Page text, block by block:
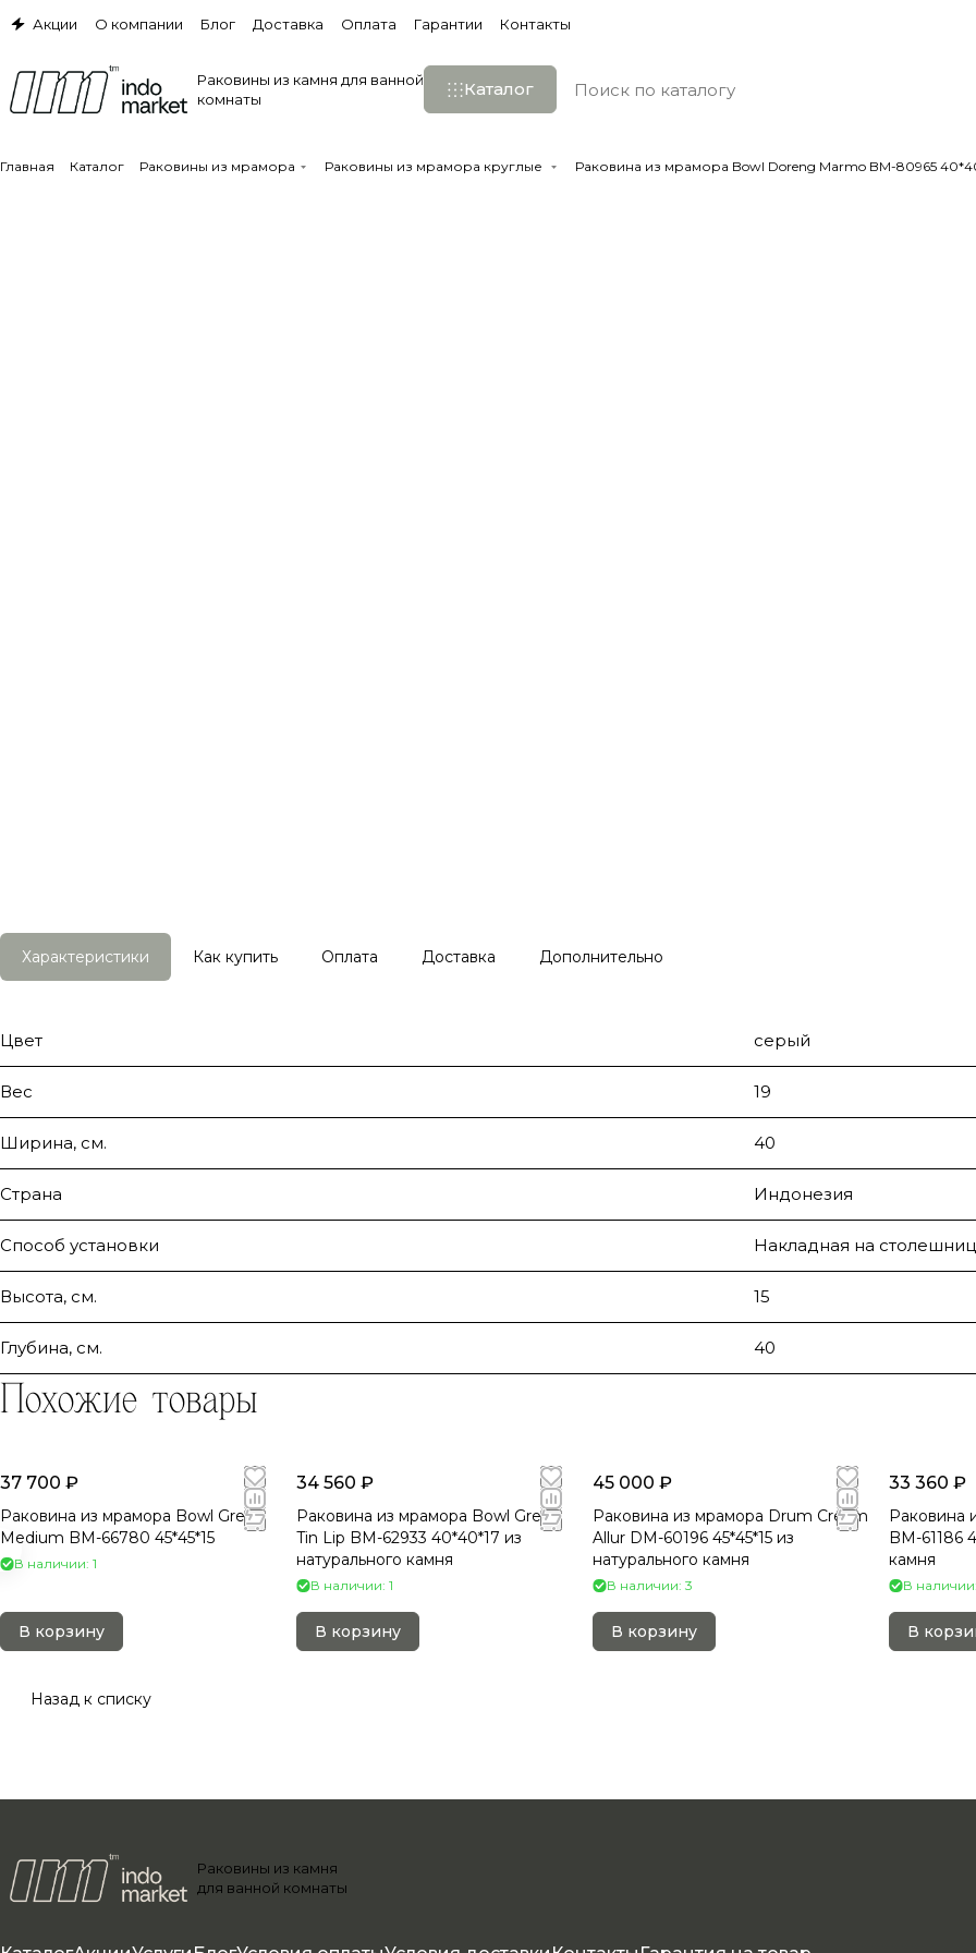
Акции О компании Блог Доставка Оплата Гарантии Контакты
Раковины из камня для ванной
комнаты
Каталог
Главная Каталог Раковины из мрамора Раковины из мрамора круглые Раковина из мрамора Bowl Doreng Marmo BM-80965
Характеристики Как купить Оплата Доставка Дополнительно
Цвет серый
Вес 19
Ширина, см. 40
Страна Индонезия
Способ установки Накладная на
Высота, см. 15
Глубина, см. 40
Похожие товары
37 700 ₽
Раковина из мрамора Bowl Grey
Medium BM-66780 45*45*15
В наличии: 1
В корзину
34 560 ₽
Раковина из мрамора Bowl Grey
Tin Lip BM-62933 40*40*17 из
натурального камня
В наличии: 1
В корзину
45 000 ₽
Раковина из мрамора Drum Cream
Allur DM-60196 45*45*15 из
натурального камня
В наличии: 3
В корзину
33 360 ₽
Раковина
BM-61186
камня
В
В
Назад к списку
Раковины из камня
для ванной комнаты